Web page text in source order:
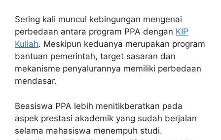
Sering kali muncul kebingungan mengenai
perbedaan antara program PPA dengan KIP
Kuliah. Meskipun keduanya merupakan program
bantuan pemerintah, target sasaran dan
mekanisme penyalurannya memiliki perbedaan
mendasar.
Beasiswa PPA lebih menitikberatkan pada
aspek prestasi akademik yang sudah berjalan
selama mahasiswa menempuh studi.